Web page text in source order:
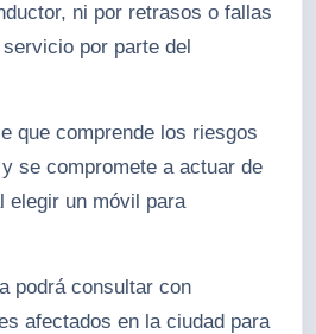
ni por retrasos o fallas
por parte del
que comprende los riesgos
se compromete a actuar de
elegir un móvil para
podrá consultar con
afectados en la ciudad para